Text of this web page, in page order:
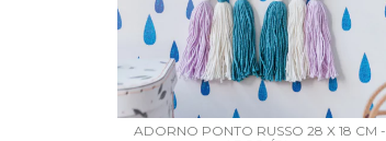
ADORNO PONTO RUSSO 28 X 18 CM -